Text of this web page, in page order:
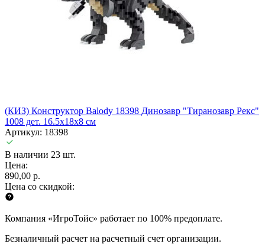
(КИЗ) Конструктор Balody 18398 Динозавр "Тиранозавр Рекс"
1008 дет. 16.5x18x8 см
Артикул: 18398
В наличии 23 шт.
Цена:
890,00 р.
Цена со скидкой:
Компания «ИгроТойс» работает по 100% предоплате.
Безналичный расчет на расчетный счет организации.